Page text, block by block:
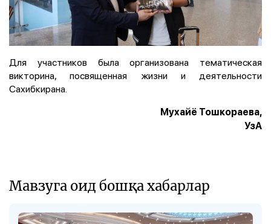
Для участников была организована тематическая
викторина, посвященная жизни и деятельности
Сахибкирана.
Мухайё Тошкораева,
УзА
Мавзуга оид бошқа хабарлар